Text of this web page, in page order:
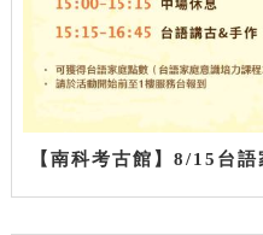
【南科考古館】8/15台